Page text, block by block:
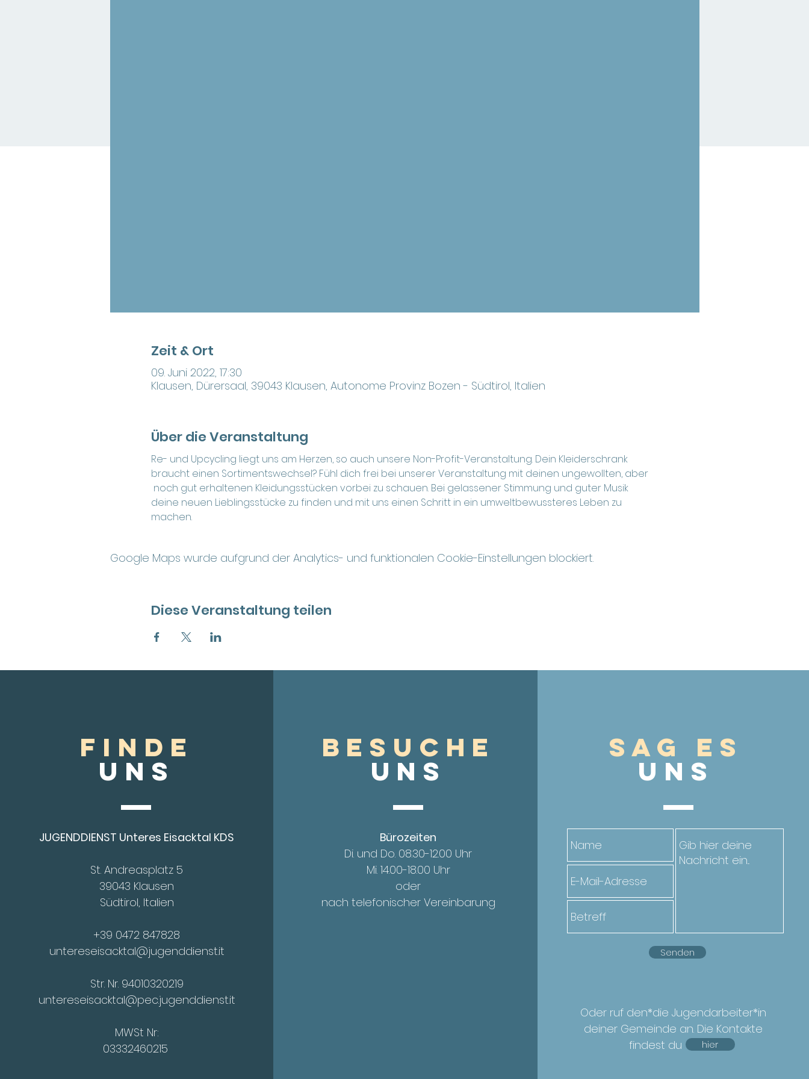
Zeit & Ort
09. Juni 2022, 17:30
Klausen, Dürersaal, 39043 Klausen, Autonome Provinz Bozen - Südtirol, Italien
Über die Veranstaltung
Re- und Upcycling liegt uns am Herzen, so auch unsere Non-Profit-Veranstaltung. Dein Kleiderschrank
braucht einen Sortimentswechsel? Fühl dich frei bei unserer Veranstaltung mit deinen ungewollten, aber
noch gut erhaltenen Kleidungsstücken vorbei zu schauen. Bei gelassener Stimmung und guter Musik
deine neuen Lieblingsstücke zu finden und mit uns einen Schritt in ein umweltbewussteres Leben zu
machen.
Google Maps wurde aufgrund der Analytics- und funktionalen Cookie-Einstellungen blockiert.
Diese Veranstaltung teilen
FINDE
Uns
JUGENDDIENST Unteres Eisacktal KDS
St. Andreasplatz 5
39043 Klausen
Südtirol, Italien
+39 0472 847828
untereseisacktal@jugenddienst.it
Str. Nr. 94010320219
untereseisacktal@pec.jugenddienst.it
MWSt Nr:
03332460215
Besuche
UnS
Bürozeiten
Di. und Do. 08.30-12.00 Uhr
Mi. 14.00-18.00 Uhr
oder
nach telefonischer Vereinbarung
Sag es
UnS
Senden
Oder ruf den*die Jugendarbeiter*in
deiner Gemeinde an. Die Kontakte
findest du
hier